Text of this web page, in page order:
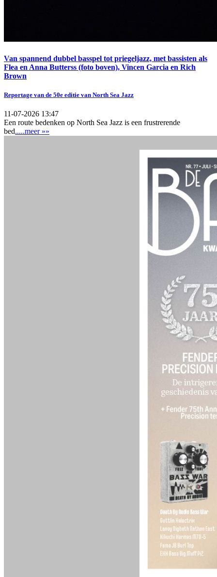
Van spannend dubbel basspel tot priegeljazz, met bassisten als
Flea en Anna Butterss (foto boven), Vincen Garcia en Rich
Brown
Reportage van de 50e editie van North Sea Jazz
11-07-2026 13:47
Een route bedenken op North Sea Jazz is een frustrerende
bed.....meer »»